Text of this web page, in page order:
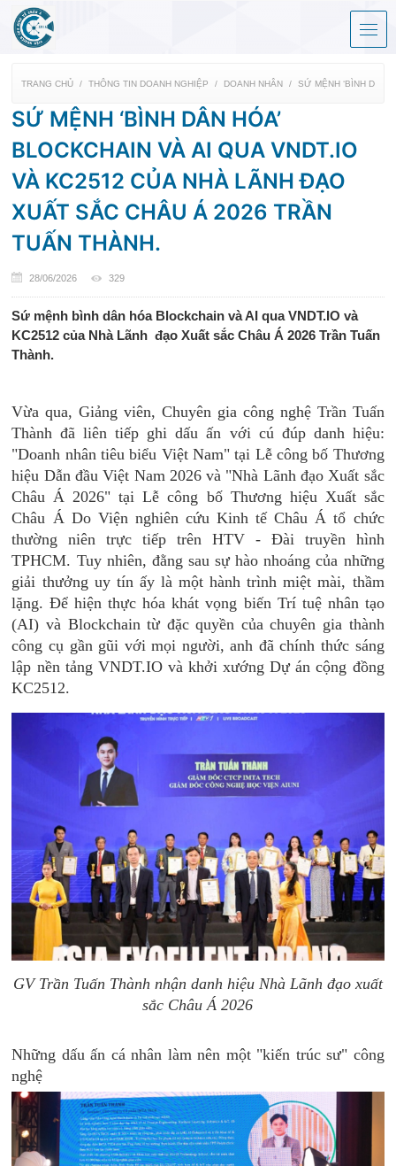
TRANG CHỦ THÔNG TIN DOANH NGHIỆP DOANH NHÂN SỨ MỆNH ‘BÌNH DÂN
SỨ MỆNH ‘BÌNH DÂN HÓA’
BLOCKCHAIN VÀ AI QUA VNDT.IO
VÀ KC2512 CỦA NHÀ LÃNH ĐẠO
XUẤT SẮC CHÂU Á 2026 TRẦN
TUẤN THÀNH.
28/06/2026 329
Sứ mệnh bình dân hóa Blockchain và AI qua VNDT.IO và
KC2512 của Nhà Lãnh đạo Xuất sắc Châu Á 2026 Trần Tuấn
Thành.
Vừa qua, Giảng viên, Chuyên gia công nghệ Trần Tuấn
Thành đã liên tiếp ghi dấu ấn với cú đúp danh hiệu:
"Doanh nhân tiêu biểu Việt Nam" tại Lễ công bố Thương
hiệu Dẫn đầu Việt Nam 2026 và "Nhà Lãnh đạo Xuất sắc
Châu Á 2026" tại Lễ công bố Thương hiệu Xuất sắc
Châu Á Do Viện nghiên cứu Kinh tế Châu Á tổ chức
thường niên trực tiếp trên HTV - Đài truyền hình
TPHCM. Tuy nhiên, đằng sau sự hào nhoáng của những
giải thưởng uy tín ấy là một hành trình miệt mài, thầm
lặng. Để hiện thực hóa khát vọng biến Trí tuệ nhân tạo
(AI) và Blockchain từ đặc quyền của chuyên gia thành
công cụ gần gũi với mọi người, anh đã chính thức sáng
lập nền tảng VNDT.IO và khởi xướng Dự án cộng đồng
KC2512.
GV Trần Tuấn Thành nhận danh hiệu Nhà Lãnh đạo xuất
sắc Châu Á 2026
Những dấu ấn cá nhân làm nên một "kiến trúc sư" công
nghệ